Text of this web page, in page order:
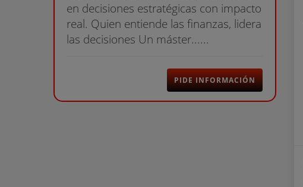
en decisiones estratégicas con impacto
real. Quien entiende las finanzas, lidera
las decisiones Un máster......
PIDE INFORMACIÓN